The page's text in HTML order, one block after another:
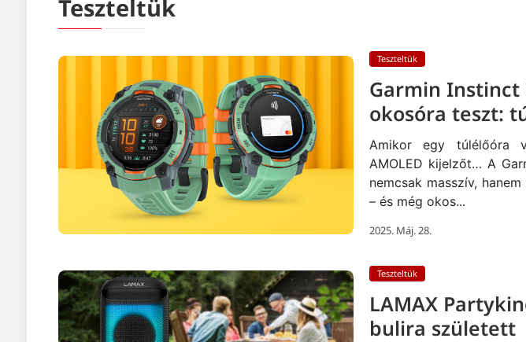
Teszteltük
Teszteltük
Garmin Instinct
okosóra teszt:
Amikor egy túlélőóra
AMOLED kijelzőt… A
nemcsak masszív,
– és még okos...
2025. Máj. 28.
Teszteltük
LAMAX
bulira született